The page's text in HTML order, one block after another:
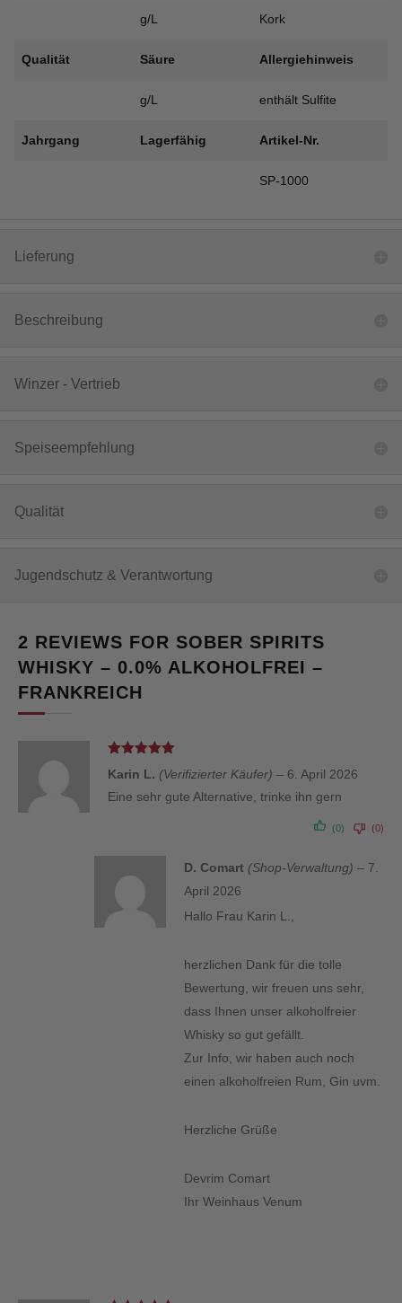
g/L Kork
Qualität Säure Allergiehinweis
g/L enthält Sulfite
Jahrgang Lagerfähig Artikel-Nr.
SP-1000
Lieferung
Beschreibung
Winzer - Vertrieb
Speiseempfehlung
Qualität
Jugendschutz & Verantwortung
2 REVIEWS FOR SOBER SPIRITS
WHISKY – 0.0% ALKOHOLFREI –
FRANKREICH
mit5 von 5
Karin L. (Verifizierter Käufer) – 6. April 2026
Eine sehr gute Alternative, trinke ihn gern
(0) (0)
D. Comart (Shop-Verwaltung) – 7.
April 2026
Hallo Frau Karin L.,
herzlichen Dank für die tolle
Bewertung, wir freuen uns sehr,
dass Ihnen unser alkoholfreier
Whisky so gut gefällt.
Zur Info, wir haben auch noch
einen alkoholfreien Rum, Gin uvm.
Herzliche Grüße
Devrim Comart
Ihr Weinhaus Venum